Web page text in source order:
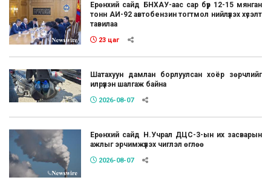
Ерөнхий сайд БНХАУ-аас сар бүр 12-15 мянган
тонн АИ-92 автобензин тогтмол нийлүүлэх хүсэлт
тавилаа
23 цаг
Шатахуун дамлан борлуулсан хоёр зөрчлийг
илрүүлэн шалгаж байна
2026-08-07
Ерөнхий сайд Н.Учрал ДЦС-3-ын их засварын
ажлыг эрчимжүүлэх чиглэл өглөө
2026-08-07